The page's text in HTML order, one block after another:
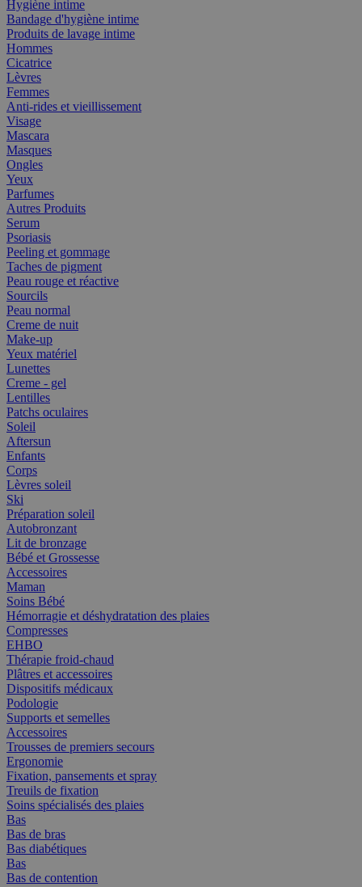
Hygiène intime
Bandage d'hygiène intime
Produits de lavage intime
Hommes
Cicatrice
Lèvres
Femmes
Anti-rides et vieillissement
Visage
Mascara
Masques
Ongles
Yeux
Parfumes
Autres Produits
Serum
Psoriasis
Peeling et gommage
Taches de pigment
Peau rouge et réactive
Sourcils
Peau normal
Creme de nuit
Make-up
Yeux matériel
Lunettes
Creme - gel
Lentilles
Patchs oculaires
Soleil
Aftersun
Enfants
Corps
Lèvres soleil
Ski
Préparation soleil
Autobronzant
Lit de bronzage
Bébé et Grossesse
Accessoires
Maman
Soins Bébé
Hémorragie et déshydratation des plaies
Compresses
EHBO
Thérapie froid-chaud
Plâtres et accessoires
Dispositifs médicaux
Podologie
Supports et semelles
Accessoires
Trousses de premiers secours
Ergonomie
Fixation, pansements et spray
Treuils de fixation
Soins spécialisés des plaies
Bas
Bas de bras
Bas diabétiques
Bas
Bas de contention